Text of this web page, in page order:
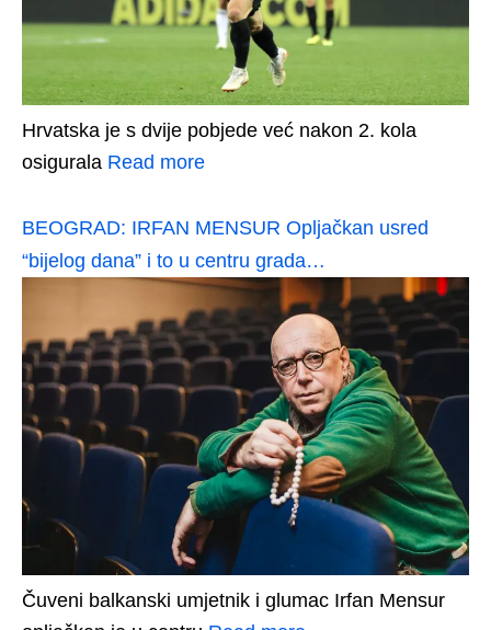
Hrvatska je s dvije pobjede već nakon 2. kola
osigurala Read more
BEOGRAD: IRFAN MENSUR Opljačkan usred
“bijelog dana” i to u centru grada…
Čuveni balkanski umjetnik i glumac Irfan Mensur